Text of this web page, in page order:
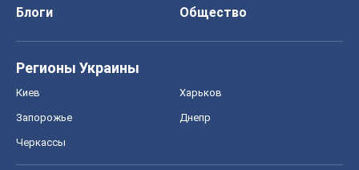
Блоги
Общество
Регионы Украины
Киев Харьков
Запорожье Днепр
Черкассы